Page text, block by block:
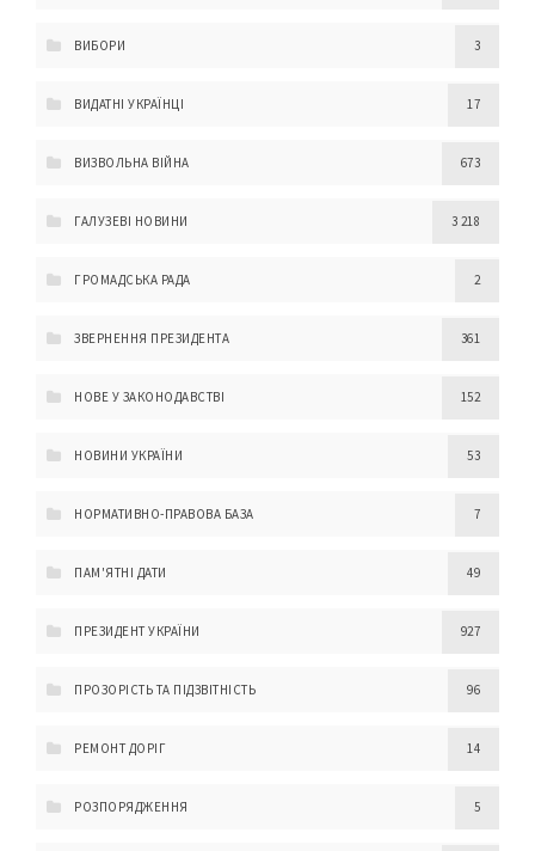
ВИБОРИ 3
ВИДАТНІ УКРАЇНЦІ 17
ВИЗВОЛЬНА ВІЙНА 673
ГАЛУЗЕВІ НОВИНИ 3 218
ГРОМАДСЬКА РАДА 2
ЗВЕРНЕННЯ ПРЕЗИДЕНТА 361
НОВЕ У ЗАКОНОДАВСТВІ 152
НОВИНИ УКРАЇНИ 53
НОРМАТИВНО-ПРАВОВА БАЗА 7
ПАМ'ЯТНІ ДАТИ 49
ПРЕЗИДЕНТ УКРАЇНИ 927
ПРОЗОРІСТЬ ТА ПІДЗВІТНІСТЬ 96
РЕМОНТ ДОРІГ 14
РОЗПОРЯДЖЕННЯ 5